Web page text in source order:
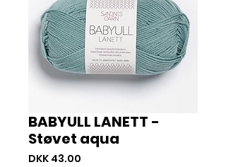
BABYULL LANETT -
Støvet aqua
DKK 43.00